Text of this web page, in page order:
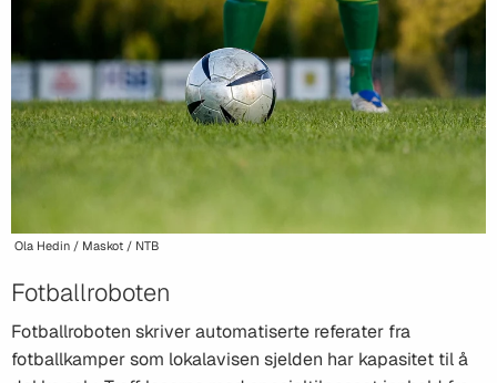
Ola Hedin / Maskot / NTB
Fotballroboten
Fotballroboten skriver automatiserte referater fra
fotballkamper som lokalavisen sjelden har kapasitet til å